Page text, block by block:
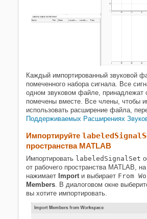
Каждый импортированный звуковой
помеченного набора сигнала. Все
одном звуковом файле, принадлежат
помечены вместе. Все члены, чтобы
использовать расширение файла,
Поддерживаемых Расширениях
Импортируйте
пространства MATLAB
Импортировать labeledSignalSet
от рабочего пространства MATLAB,
нажимает Importи выбирает From
Members. В диалоговом окне
вы хотите импортировать.